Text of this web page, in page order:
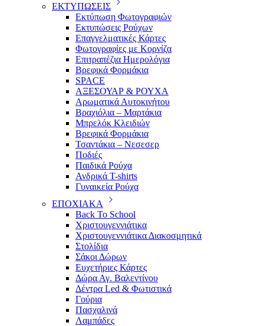
ΕΚΤΥΠΩΣΕΙΣ
Εκτύπωση Φωτογραφιών
Εκτυπώσεις Ρούχων
Επαγγελματικές Κάρτες
Φωτογραφίες με Κορνίζα
Επιτραπέζια Ημερολόγια
Βρεφικά Φορμάκια
SPACE
ΑΞΕΣΟΥΑΡ & ΡΟΥΧΑ
Αρωματικά Αυτοκινήτου
Βραχιόλια – Μαρτάκια
Μπρελόκ Κλειδιών
Βρεφικά Φορμάκια
Τσαντάκια – Νεσεσερ
Ποδιές
Παιδικά Ρούχα
Ανδρικά T-shirts
Γυναικεία Ρούχα
ΕΠΟΧΙΑΚΑ
Back To School
Χριστουγεννιάτικα
Χριστουγεννιάτικα Διακοσμητικά
Στολίδια
Σάκοι Δώρων
Ευχετήριες Κάρτες
Δώρα Αγ. Βαλεντίνου
Δέντρα Led & Φωτιστικά
Γούρια
Πασχαλινά
Λαμπάδες